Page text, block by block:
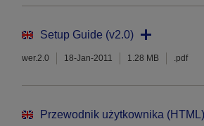
Setup Guide (v2.0)
wer.2.0 18-Jan-2011 1.28 MB .pdf
Przewodnik użytkownika